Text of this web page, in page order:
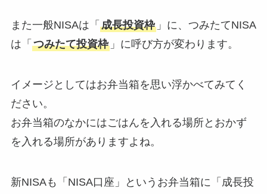
また一般NISAは「 成長投資枠」に、つみたてNISA
は「 つみたて投資枠」に呼び方が変わります。
イメージとしてはお弁当箱を思い浮かべてみてく
ださい。
お弁当箱のなかにはごはんを入れる場所とおかず
を入れる場所がありますよね。
新NISAも「NISA口座」というお弁当箱に「成長投